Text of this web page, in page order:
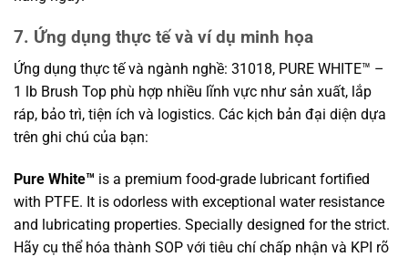
7. Ứng dụng thực tế và ví dụ minh họa
Ứng dụng thực tế và ngành nghề: 31018, PURE WHITE™ –
1 lb Brush Top phù hợp nhiều lĩnh vực như sản xuất, lắp
ráp, bảo trì, tiện ích và logistics. Các kịch bản đại diện dựa
trên ghi chú của bạn:
Pure White™ is a premium food-grade lubricant fortified
with PTFE. It is odorless with exceptional water resistance
and lubricating properties. Specially designed for the strict.
Hãy cụ thể hóa thành SOP với tiêu chí chấp nhận và KPI rõ